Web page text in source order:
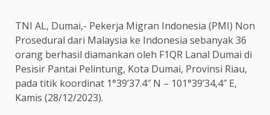
TNI AL, Dumai,- Pekerja Migran Indonesia (PMI) Non
Prosedural dari Malaysia ke Indonesia sebanyak 36
orang berhasil diamankan oleh F1QR Lanal Dumai di
Pesisir Pantai Pelintung, Kota Dumai, Provinsi Riau,
pada titik koordinat 1°39’37.4″ N – 101°39’34,4″ E,
Kamis (28/12/2023).